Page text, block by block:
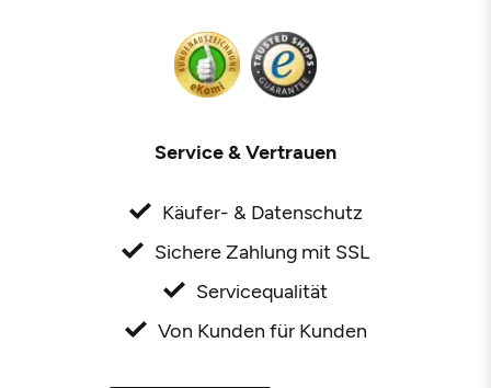
Service & Vertrauen
Käufer- & Datenschutz
Sichere Zahlung mit SSL
Servicequalität
Von Kunden für Kunden